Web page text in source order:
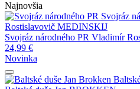
Najnovšia
Svojráz
Rostislavovič MEDINSKIJ
Svojráz národného PR Vladimír
24,99 €
Novinka